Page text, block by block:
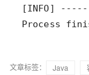
Process
文章标签： Java